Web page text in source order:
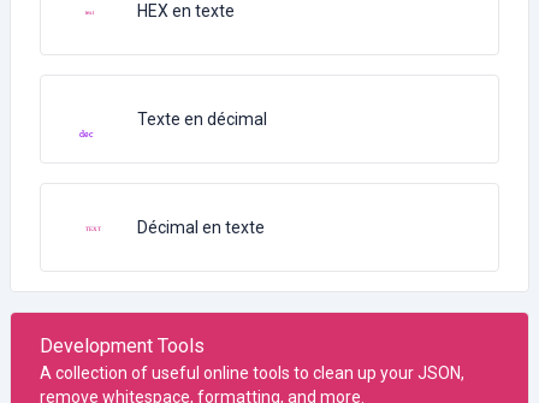
HEX en texte
Texte en décimal
Décimal en texte
Development Tools
A collection of useful online tools to clean up your JSON,
remove whitespace, formatting, and more.